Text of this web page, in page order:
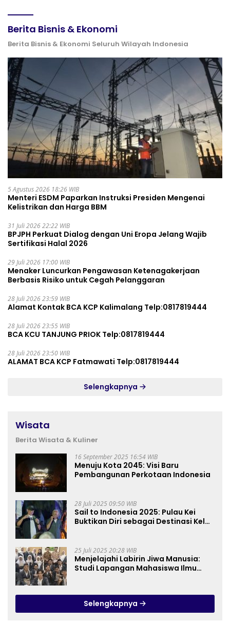
Berita Bisnis & Ekonomi
Berita Bisnis & Ekonomi Seluruh Wilayah Indonesia
5 Agustus 2026 18:26 WIB
Menteri ESDM Paparkan Instruksi Presiden Mengenai
Kelistrikan dan Harga BBM
31 Juli 2026 22:22 WIB
BPJPH Perkuat Dialog dengan Uni Eropa Jelang Wajib
Sertifikasi Halal 2026
29 Juli 2026 17:00 WIB
Menaker Luncurkan Pengawasan Ketenagakerjaan
Berbasis Risiko untuk Cegah Pelanggaran
28 Juli 2026 23:59 WIB
Alamat Kontak BCA KCP Kalimalang Telp:0817819444
28 Juli 2026 23:55 WIB
BCA KCU TANJUNG PRIOK Telp:0817819444
28 Juli 2026 23:50 WIB
ALAMAT BCA KCP Fatmawati Telp:0817819444
Selengkapnya
Wisata
Berita Wisata & Kuliner
16 September 2025 16:54 WIB
Menuju Kota 2045: Visi Baru
Pembangunan Perkotaan Indonesia
28 Juli 2025 09:50 WIB
Sail to Indonesia 2025: Pulau Kei
Buktikan Diri sebagai Destinasi Kelas
25 Juli 2025 20:28 WIB
Menjelajahi Labirin Jiwa Manusia:
Studi Lapangan Mahasiswa Ilmu
Selengkapnya